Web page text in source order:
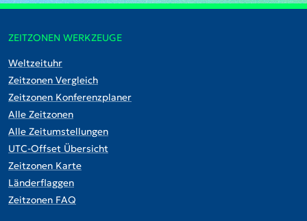
ZEITZONEN WERKZEUGE
Weltzeituhr
Zeitzonen Vergleich
Zeitzonen Konferenzplaner
Alle Zeitzonen
Alle Zeitumstellungen
UTC-Offset Übersicht
Zeitzonen Karte
Länderflaggen
Zeitzonen FAQ